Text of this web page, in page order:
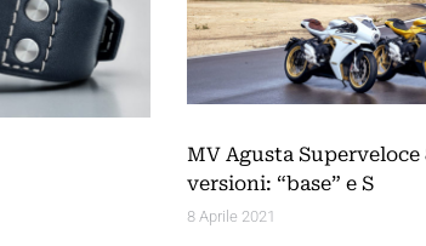
MV Agusta Superveloce
versioni: “base” e S
8 Aprile 2021